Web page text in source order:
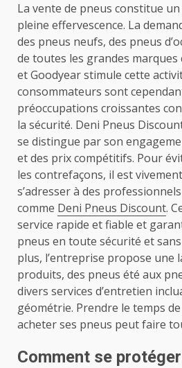
La vente de pneus constitue
pleine effervescence. La
des pneus neufs, des pneus
de toutes les grandes
et Goodyear stimule cette
consommateurs sont
préoccupations croissantes
la sécurité. Deni Pneus
se distingue par son
et des prix compétitifs. Pour
les contrefaçons, il est
s’adresser à des
comme Deni Pneus Discount.
service rapide et fiable et
pneus en toute sécurité et
plus, l’entreprise propose une
produits, des pneus été aux
divers services d’entretien
géométrie. Prendre le temps
acheter ses pneus peut faire
Comment se